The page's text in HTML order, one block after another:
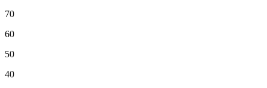
70
60
50
40